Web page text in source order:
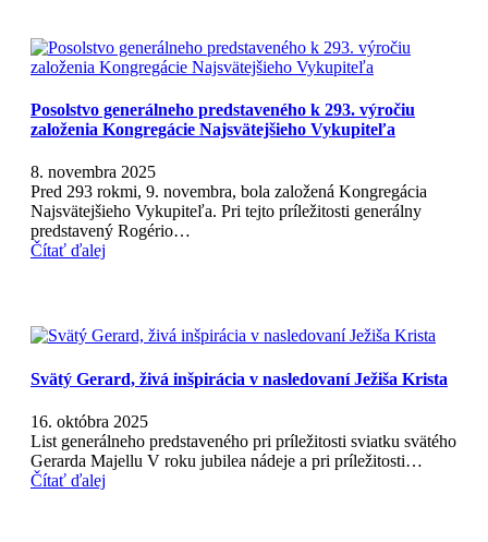
Posolstvo generálneho predstaveného k 293. výročiu
založenia Kongregácie Najsvätejšieho Vykupiteľa
8. novembra 2025
Pred 293 rokmi, 9. novembra, bola založená Kongregácia
Najsvätejšieho Vykupiteľa. Pri tejto príležitosti generálny
predstavený Rogério…
Čítať ďalej
Svätý Gerard, živá inšpirácia v nasledovaní Ježiša Krista
16. októbra 2025
List generálneho predstaveného pri príležitosti sviatku svätého
Gerarda Majellu V roku jubilea nádeje a pri príležitosti…
Čítať ďalej